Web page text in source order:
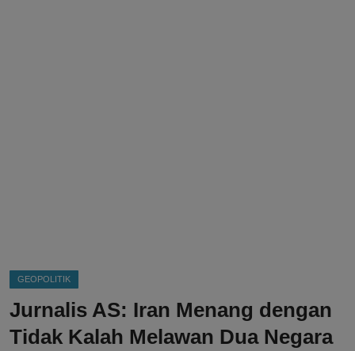
GEOPOLITIK
Jurnalis AS: Iran Menang dengan
Tidak Kalah Melawan Dua Negara